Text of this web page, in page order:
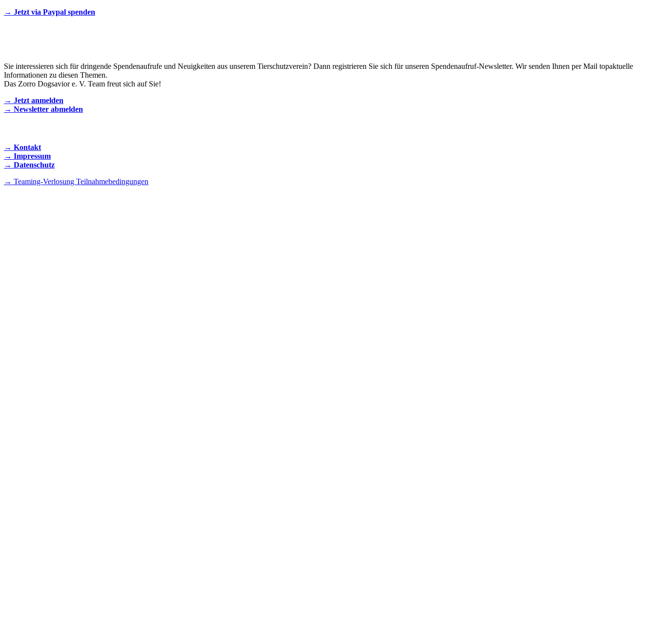
→ Jetzt via Paypal spenden
Sie interessieren sich für dringende Spendenaufrufe und Neuigkeiten aus unserem Tierschutzverein? Dann registrieren Sie sich für unseren Spendenaufruf-Newsletter. Wir senden Ihnen per Mail topaktuelle
Informationen zu diesen Themen.
Das Zorro Dogsavior e. V. Team freut sich auf Sie!
→ Jetzt anmelden
→ Newsletter abmelden
→ Kontakt
→ Impressum
→ Datenschutz
→ Teaming-Verlosung Teilnahmebedingungen